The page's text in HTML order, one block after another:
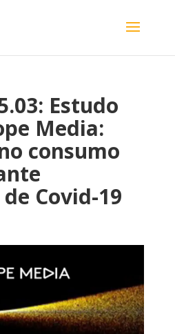
Estudo
Media:
consumo
Covid-19